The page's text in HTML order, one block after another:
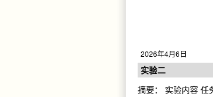
2026年4月6日
实验二
摘要： 实验内容 任